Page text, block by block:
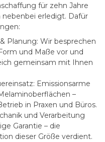
für zehn Jahre
nebenbei erledigt. Dafür
Planung: Wir besprechen
und Maße vor und
gemeinsam mit Ihnen
Emissionsarme
–
in Praxen und Büros.
und Verarbeitung
Garantie – die
dieser Größe verdient.